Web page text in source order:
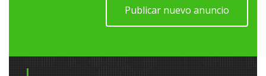
Publicar nuevo anuncio